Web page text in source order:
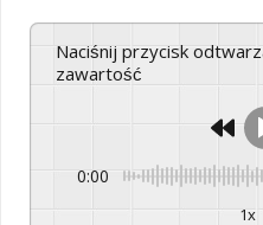
Naciśnij przycisk odtwarzania, aby odsłuchać tę
zawartość
0:00
1x